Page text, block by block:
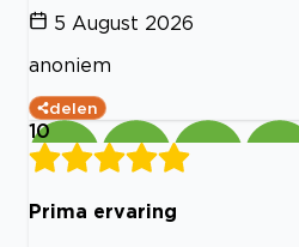
5 August 2026
anoniem
delen
10
Prima ervaring